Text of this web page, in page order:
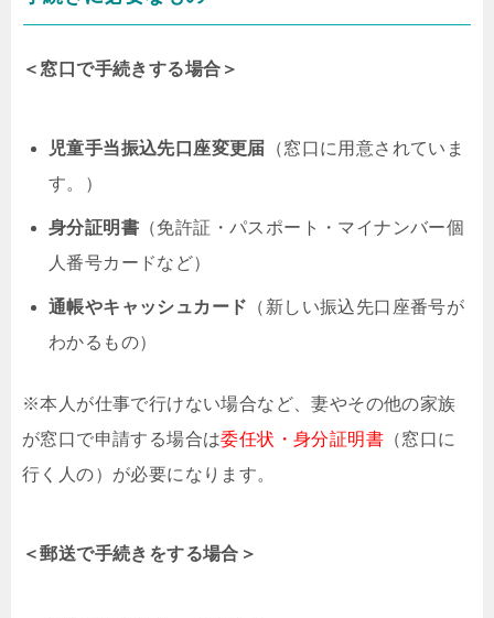
＜窓口で手続きする場合＞
児童手当振込先口座変更届 （窓口に用意されていま
す。）
身分証明書 （免許証・パスポート・マイナンバー個
人番号カードなど）
通帳やキャッシュカード （新しい振込先口座番号が
わかるもの）
※本人が仕事で行けない場合など、妻やその他の家族
が窓口で申請する場合は委任状・身分証明書 （窓口に
行く人の）が必要になります。
＜郵送で手続きをする場合＞